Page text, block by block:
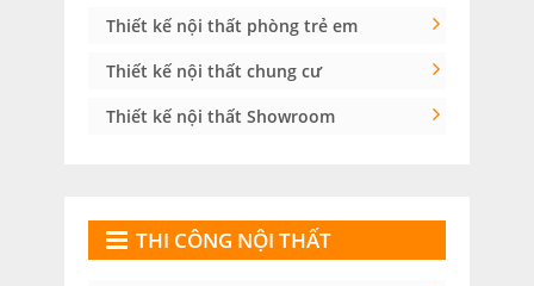
Thiết kế nội thất phòng trẻ em
Thiết kế nội thất chung cư
Thiết kế nội thất Showroom
THI CÔNG NỘI THẤT